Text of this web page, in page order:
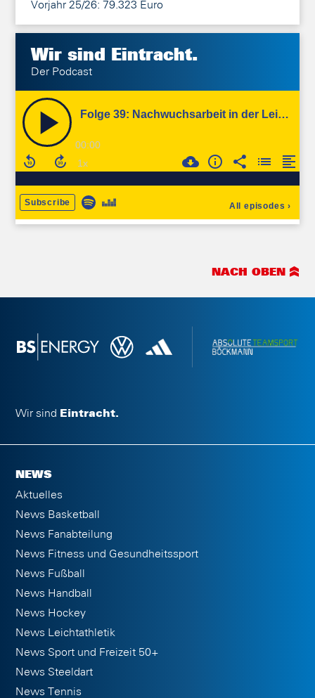
Vorjahr 25/26: 79.323 Euro
Wir sind Eintracht.
Der Podcast
NACH OBEN
Wir sind Eintracht.
NEWS
Aktuelles
News Basketball
News Fanabteilung
News Fitness und Gesundheitssport
News Fußball
News Handball
News Hockey
News Leichtathletik
News Sport und Freizeit 50+
News Steeldart
News Tennis